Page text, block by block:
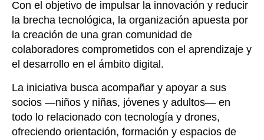
Con el objetivo de impulsar la innovación y reducir
la brecha tecnológica, la organización apuesta por
la creación de una gran comunidad de
colaboradores comprometidos con el aprendizaje y
el desarrollo en el ámbito digital.
La iniciativa busca acompañar y apoyar a sus
socios —niños y niñas, jóvenes y adultos— en
todo lo relacionado con tecnología y drones,
ofreciendo orientación, formación y espacios de